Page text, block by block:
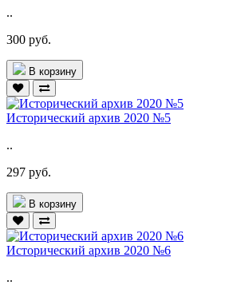
..
300 руб.
В корзину
Исторический архив 2020 №5
..
297 руб.
В корзину
Исторический архив 2020 №6
..